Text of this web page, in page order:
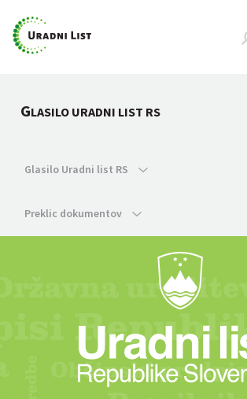
GLASILO URADNI LIST RS
Glasilo Uradni list RS
Preklic dokumentov